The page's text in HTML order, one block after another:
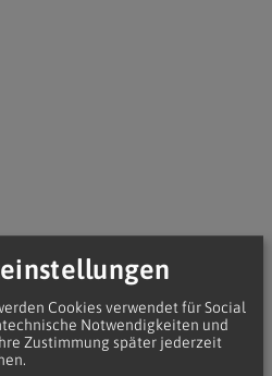
Cookies verwendet für Social
Notwendigkeiten und
Zustimmung später jederzeit